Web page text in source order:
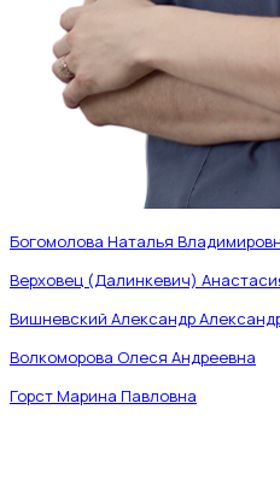
Богомолова Наталья
Верховец (Далинкевич)
Вишневский Александр
Волкоморова Олеся Андреевна
Горст Марина Павловна